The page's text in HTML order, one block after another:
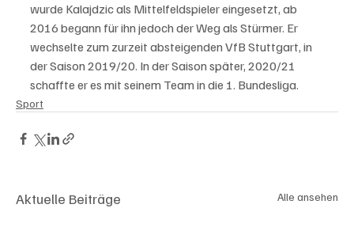
wurde Kalajdzic als Mittelfeldspieler eingesetzt, ab
2016 begann für ihn jedoch der Weg als Stürmer. Er
wechselte zum zurzeit absteigenden VfB Stuttgart, in
der Saison 2019/20. In der Saison später, 2020/21
schaffte er es mit seinem Team in die 1. Bundesliga.
Sport
Aktuelle Beiträge Alle ansehen